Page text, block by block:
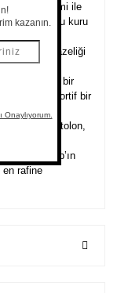
nem yönetimi ile
ve vücudu kuru
ve tazeliği
ve ferah bir
tasarıma sportif bir
pantolon,
Comeup’ın
en rafine